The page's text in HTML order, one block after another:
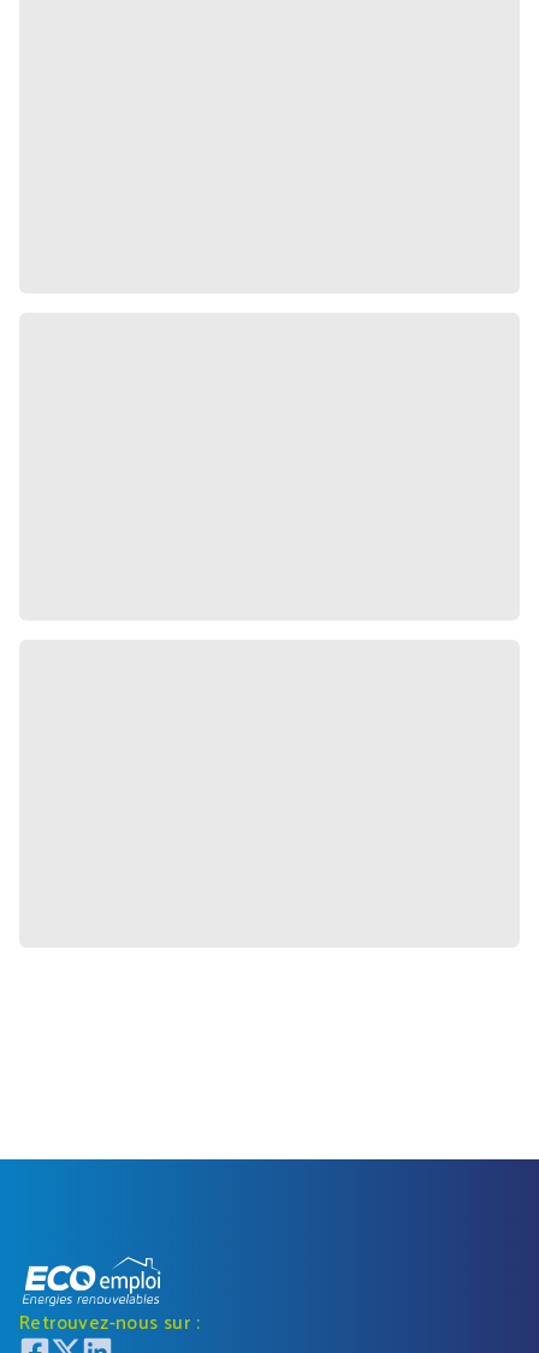
Retrouvez-nous sur :